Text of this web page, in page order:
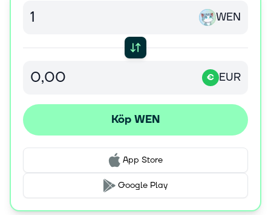
WEN
€ EUR
Köp WEN
App Store
Google Play